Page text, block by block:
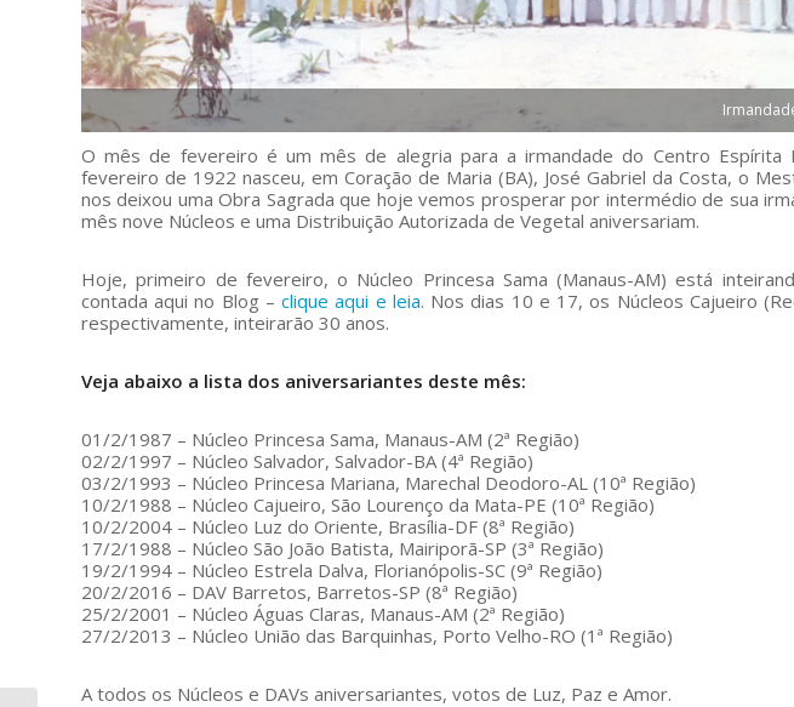
O mês de fevereiro é um mês de alegria para a irmandade do Centro Espírita
fevereiro de 1922 nasceu, em Coração de Maria (BA), José Gabriel da Costa, o
nos deixou uma Obra Sagrada que hoje vemos prosperar por intermédio de sua
mês nove Núcleos e uma Distribuição Autorizada de Vegetal aniversariam.
Hoje, primeiro de fevereiro, o Núcleo Princesa Sama (Manaus-AM) está
contada aqui no Blog –clique aqui e leia. Nos dias 10 e 17, os Núcleos Cajueiro
respectivamente, inteirarão 30 anos.
Veja abaixo a lista dos aniversariantes deste mês:
01/2/1987 – Núcleo Princesa Sama, Manaus-AM (2ª Região)
02/2/1997 – Núcleo Salvador, Salvador-BA (4ª Região)
03/2/1993 – Núcleo Princesa Mariana, Marechal Deodoro-AL (10ª Região)
10/2/1988 – Núcleo Cajueiro, São Lourenço da Mata-PE (10ª Região)
10/2/2004 – Núcleo Luz do Oriente, Brasília-DF (8ª Região)
17/2/1988 – Núcleo São João Batista, Mairiporã-SP (3ª Região)
19/2/1994 – Núcleo Estrela Dalva, Florianópolis-SC (9ª Região)
20/2/2016 – DAV Barretos, Barretos-SP (8ª Região)
25/2/2001 – Núcleo Águas Claras, Manaus-AM (2ª Região)
27/2/2013 – Núcleo União das Barquinhas, Porto Velho-RO (1ª Região)
A todos os Núcleos e DAVs aniversariantes, votos de Luz, Paz e Amor.